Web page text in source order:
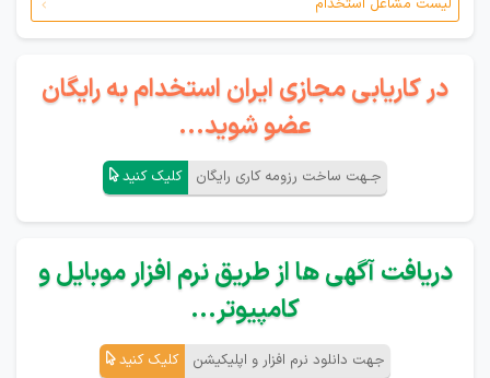
لیست مشاغل استخدام
در کاریابی مجازی ایران استخدام به رایگان
عضو شوید...
جـهت ساخت رزومه کاری رایگان کلیک کنید
دریافت آگهی ها از طریق نرم افزار موبایل و
کامپیوتر...
جهت دانلود نرم افزار و اپلیکیشن کلیک کنید